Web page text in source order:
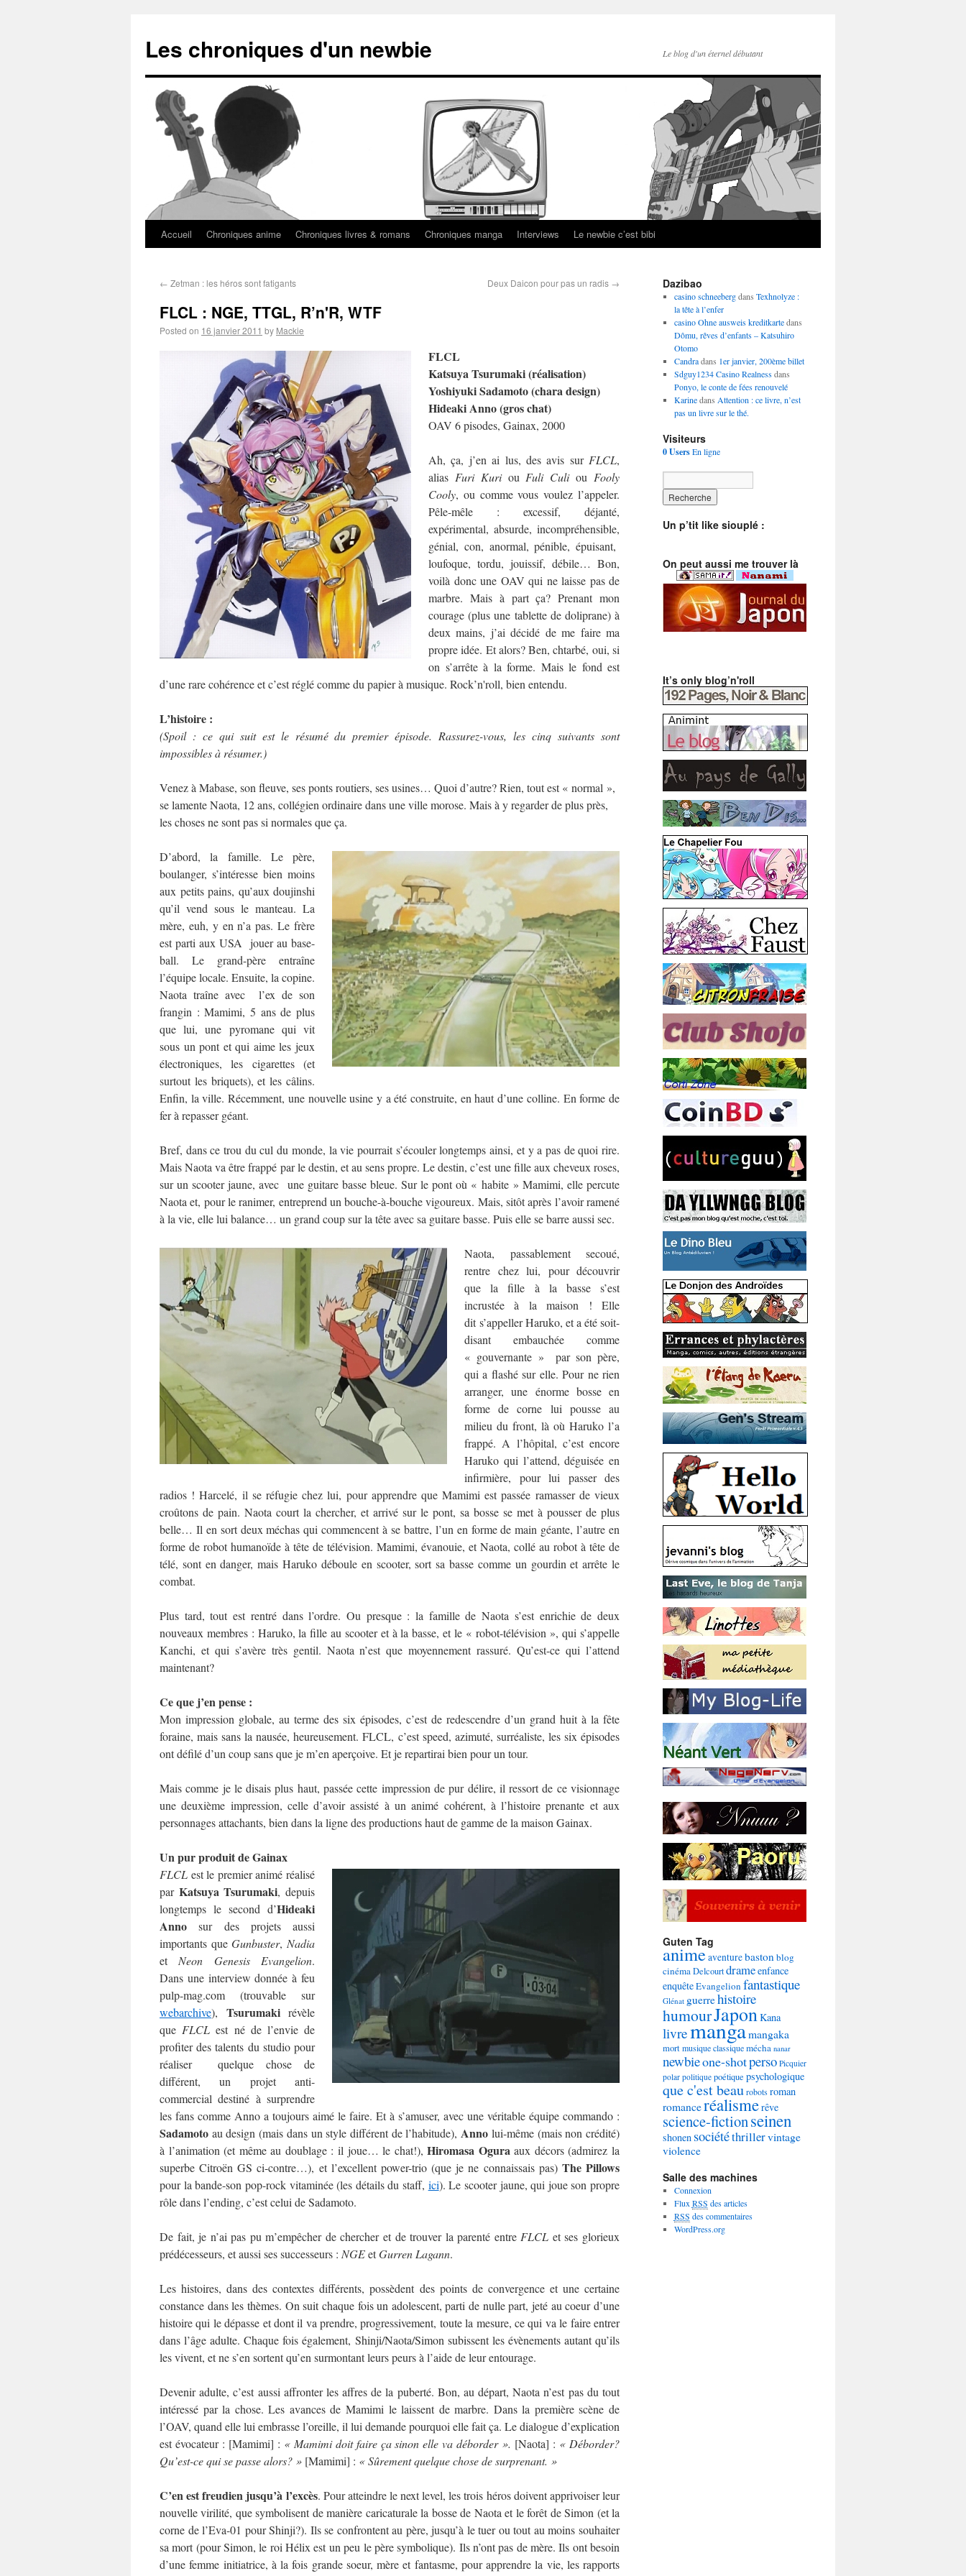
Les chroniques d'un newbie Le blog d'un éternel débutant
Accueil Chroniques anime Chroniques livres & romans Chroniques manga Interviews Le newbie c’est bibi
← Zetman : les héros sont fatigants Deux Daicon pour pas un radis →
FLCL : NGE, TTGL, R’n'R, WTF
Posted on 16 janvier 2011 by Mackie
FLCL
Katsuya Tsurumaki (réalisation)
Yoshiyuki Sadamoto (chara design)
Hideaki Anno (gros chat)
OAV 6 pisodes, Gainax, 2000
Ah, ça, j’en ai lus, des avis sur FLCL,
alias Furi Kuriou Fuli Culiou Fooly
Cooly, ou comme vous voulez l’appeler.
Pêle-mêle : excessif, déjanté,
expérimental, absurde, incompréhensible,
génial, con, anormal, pénible, épuisant,
loufoque, tordu, jouissif, débile… Bon,
voilà donc une OAV qui ne laisse pas de
marbre. Mais à part ça? Prenant mon
courage (plus une tablette de doliprane) à
deux mains, j’ai décidé de me faire ma
propre idée. Et alors? Ben, chtarbé, oui, si
on s’arrête à la forme. Mais le fond est
d’une rare cohérence et c’est réglé comme du papier à musique. Rock’n'roll, bien entendu.
L’histoire :
(Spoil : ce qui suit est le résumé du premier épisode. Rassurez-vous, les cinq suivants sont
impossibles à résumer.)
Venez à Mabase, son fleuve, ses ponts routiers, ses usines… Quoi d’autre? Rien, tout est « normal »,
se lamente Naota, 12 ans, collégien ordinaire dans une ville morose. Mais à y regarder de plus près,
les choses ne sont pas si normales que ça.
D’abord, la famille. Le père,
boulanger, s’intéresse bien moins
aux petits pains, qu’aux doujinshi
qu’il vend sous le manteau. La
mère, euh, y en n’a pas. Le frère
est parti aux USA jouer au base-
ball. Le grand-père entraîne
l’équipe locale. Ensuite, la copine.
Naota traîne avec l’ex de son
frangin : Mamimi, 5 ans de plus
que lui, une pyromane qui vit
sous un pont et qui aime les jeux
électroniques, les cigarettes (et
surtout les briquets), et les câlins.
Enfin, la ville. Récemment, une nouvelle usine y a été construite, en haut d’une colline. En forme de
fer à repasser géant.
Bref, dans ce trou du cul du monde, la vie pourrait s’écouler longtemps ainsi, et y a pas de quoi rire.
Mais Naota va être frappé par le destin, et au sens propre. Le destin, c’est une fille aux cheveux roses,
sur un scooter jaune, avec une guitare basse bleue. Sur le pont où « habite » Mamimi, elle percute
Naota et, pour le ranimer, entreprend un bouche-à-bouche vigoureux. Mais, sitôt après l’avoir ramené
à la vie, elle lui balance… un grand coup sur la tête avec sa guitare basse. Puis elle se barre aussi sec.
Naota, passablement secoué,
rentre chez lui, pour découvrir
que la fille à la basse s’est
incrustée à la maison ! Elle
dit s’appeller Haruko, et a été soit-
disant embauchée comme
« gouvernante » par son père,
qui a flashé sur elle. Pour ne rien
arranger, une énorme bosse en
forme de corne lui pousse au
milieu du front, là où Haruko l’a
frappé. A l’hôpital, c’est encore
Haruko qui l’attend, déguisée en
infirmière, pour lui passer des
radios ! Harcelé, il se réfugie chez lui, pour apprendre que Mamimi est passée ramasser de vieux
croûtons de pain. Naota court la chercher, et arrivé sur le pont, sa bosse se met à pousser de plus
belle… Il en sort deux méchas qui commencent à se battre, l’un en forme de main géante, l’autre en
forme de robot humanoïde à tête de télévision. Mamimi, évanouie, et Naota, collé au robot à tête de
télé, sont en danger, mais Haruko déboule en scooter, sort sa basse comme un gourdin et arrête le
combat.
Plus tard, tout est rentré dans l’ordre. Ou presque : la famille de Naota s’est enrichie de deux
nouveaux membres : Haruko, la fille au scooter et à la basse, et le « robot-télévision », qui s’appelle
Kanchi, et qui s’avère très gentil. Naota n’est que moyennement rassuré. Qu’est-ce qui l’attend
maintenant?
Ce que j’en pense :
Mon impression globale, au terme des six épisodes, c’est de redescendre d’un grand huit à la fête
foraine, mais sans la nausée, heureusement. FLCL, c’est speed, azimuté, surréaliste, les six épisodes
ont défilé d’un coup sans que je m’en aperçoive. Et je repartirai bien pour un tour.
Mais comme je le disais plus haut, passée cette impression de pur délire, il ressort de ce visionnage
une deuxième impression, celle d’avoir assisté à un animé cohérent, à l’histoire prenante et aux
personnages attachants, bien dans la ligne des productions haut de gamme de la maison Gainax.
Un pur produit de Gainax
FLCL est le premier animé réalisé
par Katsuya Tsurumaki, depuis
longtemps le second d’Hideaki
Anno sur des projets aussi
importants queGunbuster, Nadia
et Neon Genesis Evangelion.
Dans une interview donnée à feu
pulp-mag.com (trouvable sur
webarchive), Tsurumakirévèle
que FLCL est né de l’envie de
profiter des talents du studio pour
réaliser quelque chose de
différent, un projet anti-
commercial destiné à surprendre
les fans comme Anno a toujours aimé le faire. Et à s’amuser, avec une véritable équipe commando :
Sadamoto au design (mais dans un style différent de l’habitude), Anno lui-même (mais non crédité)
à l’animation (et même au doublage : il joue… le chat!),Hiromasa Ogura aux décors (admirez la
superbe Citroën GS ci-contre…), et l’excellent power-trio (que je ne connaissais pas) The Pillows
pour la bande-son pop-rock vitaminée (les détails du staff, ici). Le scooter jaune, qui joue son propre
rôle dans l’ending, c’est celui de Sadamoto.
De fait, je n’ai pas pu m’empêcher de chercher et de trouver la parenté entre FLCL et ses glorieux
prédécesseurs, et aussi ses successeurs : NGEetGurren Lagann.
Les histoires, dans des contextes différents, possèdent des points de convergence et une certaine
constance dans les thèmes. On suit chaque fois un adolescent, parti de nulle part, jeté au coeur d’une
histoire qui le dépasse et dont il va prendre, progressivement, toute la mesure, ce qui va le faire entrer
dans l’âge adulte. Chaque fois également, Shinji/Naota/Simon subissent les évènements autant qu’ils
les vivent, et ne s’en sortent qu’en surmontant leurs peurs à l’aide de leur entourage.
Devenir adulte, c’est aussi affronter les affres de la puberté. Bon, au départ, Naota n’est pas du tout
intéressé par la chose. Les avances de Mamimi le laissent de marbre. Dans la première scène de
l’OAV, quand elle lui embrasse l’oreille, il lui demande pourquoi elle fait ça. Le dialogue d’explication
est évocateur : [Mamimi] : « Mamimi doit faire ça sinon elle va déborder ». [Naota] : « Déborder?
Qu’est-ce qui se passe alors? » [Mamimi] : « Sûrement quelque chose de surprenant. »
C’en est freudien jusqu’à l’excès. Pour atteindre le next level, les trois héros doivent apprivoiser leur
nouvelle virilité, que symbolisent de manière caricaturale la bosse de Naota et le forêt de Simon (et la
corne de l’Eva-01 pour Shinji?). Ils se confrontent au père, jusqu’à le tuer ou tout au moins souhaiter
sa mort (pour Simon, le roi Hélix est un peu le père symbolique). Ils n’ont pas de mère. Ils ont besoin
d’une femme initiatrice, à la fois grande soeur, mère et fantasme, pour apprendre la vie, les rapports
Dazibao
casino schneebergdans Texhnolyze :
la tête à l’enfer
casino Ohne ausweis kreditkartedans
Dômu, rêves d’enfants – Katsuhiro
Otomo
Candradans 1er janvier, 200ème billet
Sdguy1234 Casino Realnessdans
Ponyo, le conte de fées renouvelé
Karinedans Attention : ce livre, n’est
pas un livre sur le thé.
Visiteurs
0 UsersEn ligne
Un p’tit like siouplé :
On peut aussi me trouver là
It’s only blog’n'roll
Guten Tag
animeaventurebaston blog
cinémaDelcourtdrameenfance
enquêteEvangelion fantastique
Glénat guerrehistoire
humourJapon Kana
livremangamangaka
mortmusique classiquemécha nanar
newbieone-shotperso Picquier
polar politique poétique psychologique
que c'est beaurobotsroman
romanceréalismerêve
science-fictionseinen
shonen sociététhrillervintage
violence
Salle des machines
Connexion
Flux RSS des articles
RSS des commentaires
WordPress.org